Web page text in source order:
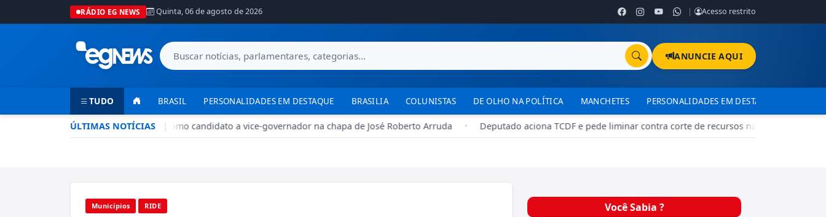
RÁDIO EG NEWS Quinta, 06 de agosto de 2026 | Acesso restrito
ANUNCIE AQUI
TUDO BRASIL PERSONALIDADES EM DESTAQUE BRASILIA COLUNISTAS DE OLHO NA POLÍTICA MANCHETES PERSONALIDADES EM DESTAQUE
ÚLTIMAS NOTÍCIAS |
PSD-DF oficializa Luiz Pitiman como candidato a vice-governador na chapa de José Roberto Arruda • Deputado aciona TCDF e pede liminar contra corte de recursos nas escolas públicas
Municípios RIDE Você Sabia ?